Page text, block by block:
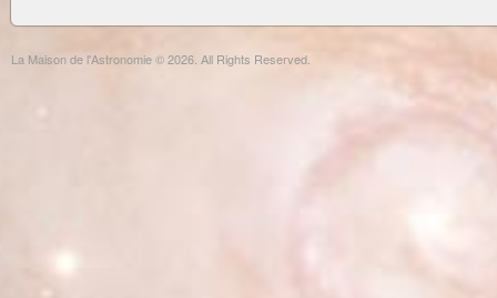
La Maison de l'Astronomie © 2026. All Rights Reserved.